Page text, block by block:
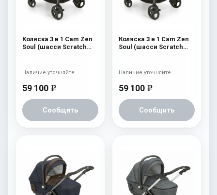
Коляска 3 в 1 Cam Zen
Soul (шасси Scratch
59 100 e
Сообщить
Наличие уточняйте
Коляска 3 в 1 Cam Zen
Soul (шасси Scratch
59 100 e
Сообщить
Наличие уточняйте